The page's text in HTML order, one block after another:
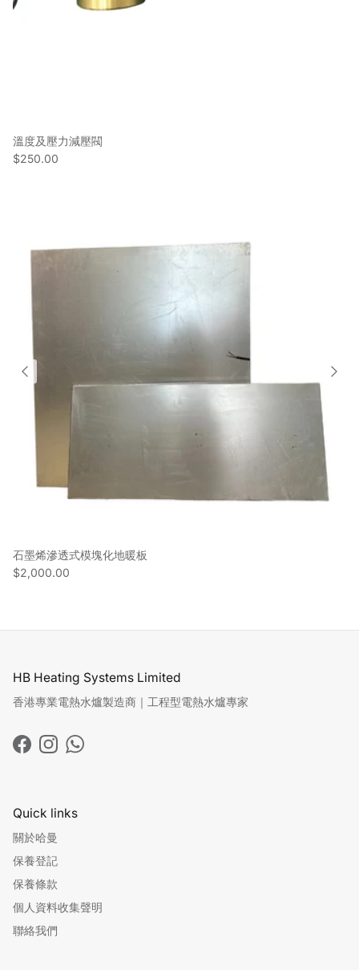
溫度及壓力減壓閥
$250.00
石墨烯滲透式模塊化地暖板
$2,000.00
HB Heating Systems Limited
香港專業電熱水爐製造商｜工程型電熱水爐專家
Facebook
InstagramWhatsApp
Quick links
關於哈曼
保養登記
保養條款
個人資料收集聲明
聯絡我們